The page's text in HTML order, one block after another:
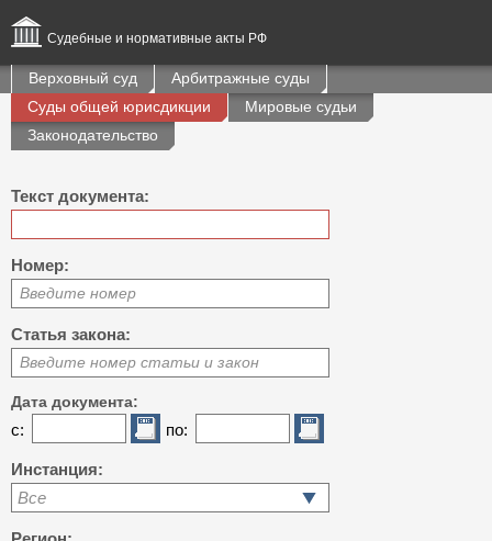
Судебные и нормативные акты РФ
Верховный суд
Арбитражные суды
Суды общей юрисдикции
Мировые судьи
Законодательство
Текст документа:
Номер:
Введите номер
Статья закона:
Введите номер статьи и закон
Дата документа:
с: по:
Инстанция:
Все